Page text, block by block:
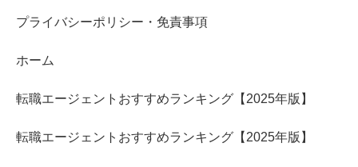
プライバシーポリシー・免責事項
ホーム
転職エージェントおすすめランキング【2025年版】
転職エージェントおすすめランキング【2025年版】